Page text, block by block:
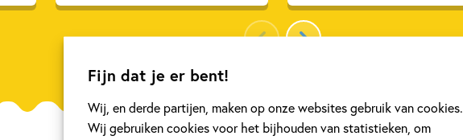
Fijn dat je er bent!
Wij, en derde partijen, maken op onze websites gebruik van cookies.
Wij gebruiken cookies voor het bijhouden van statistieken, om